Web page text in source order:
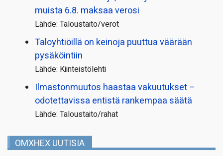
muista 6.8. maksaa verosi
Lähde: Taloustaito/verot
Taloyhtiöillä on keinoja puuttua väärään
pysäköintiin
Lähde: Kiinteistölehti
Ilmastonmuutos haastaa vakuutukset –
odotettavissa entistä rankempaa säätä
Lähde: Taloustaito/rahat
OMXHEX UUTISIA